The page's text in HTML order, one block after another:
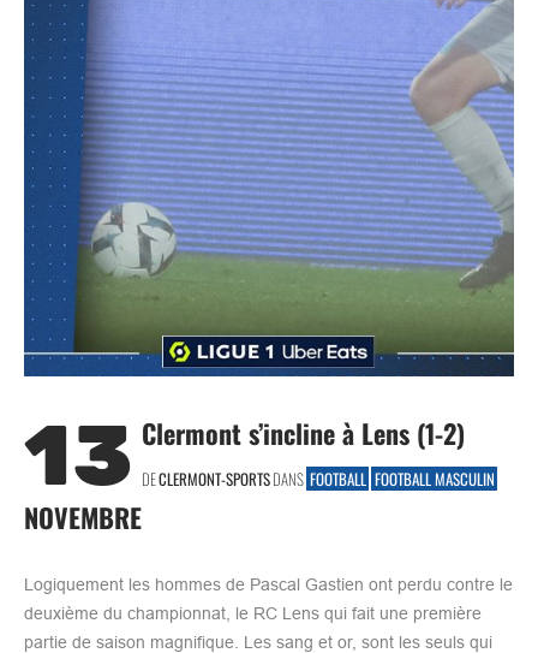
13
NOVEMBRE
Clermont s’incline à Lens (1-2)
DECLERMONT-SPORTSDANS FOOTBALL FOOTBALL MASCULIN
Logiquement les hommes de Pascal Gastien ont perdu contre le
deuxième du championnat, le RC Lens qui fait une première
partie de saison magnifique. Les sang et or, sont les seuls qui